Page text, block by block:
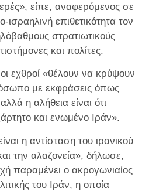
είπε, αναφερόμενος σε
επιθετικότητα τον
στρατιωτικούς
και πολίτες.
εχθροί «θέλουν να κρύψουν
με εκφράσεις όπως
η αλήθεια είναι ότι
και ενωμένο Ιράν».
η αντίσταση του ιρανικού
την αλαζονεία», δήλωσε,
παραμένει ο ακρογωνιαίος
του Ιράν, η οποία